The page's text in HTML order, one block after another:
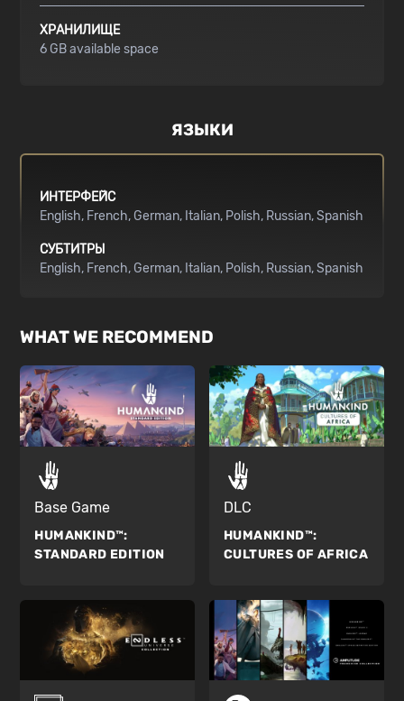
ХРАНИЛИЩЕ
6 GB available space
ЯЗЫКИ
ИНТЕРФЕЙС
English French German Italian Polish Russian Spanish
СУБТИТРЫ
English French German Italian Polish Russian Spanish
WHAT WE RECOMMEND
Base Game
HUMANKIND™:
STANDARD EDITION
DLC
HUMANKIND™:
CULTURES OF AFRICA